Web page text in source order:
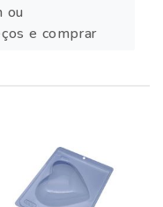
ou
e comprar